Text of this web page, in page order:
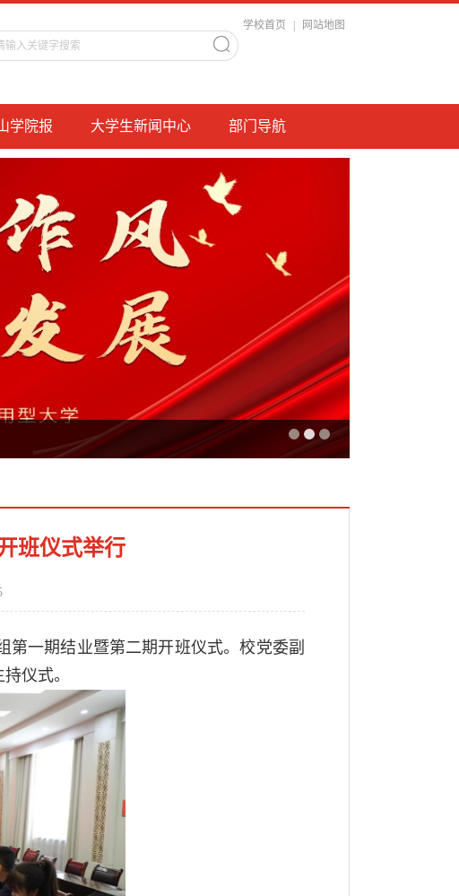
学校首页 网站地图
学院报 大学生新闻中心 部门导航
班仪式举行
第一期结业暨第二期开班仪式。校党委副
仪式。